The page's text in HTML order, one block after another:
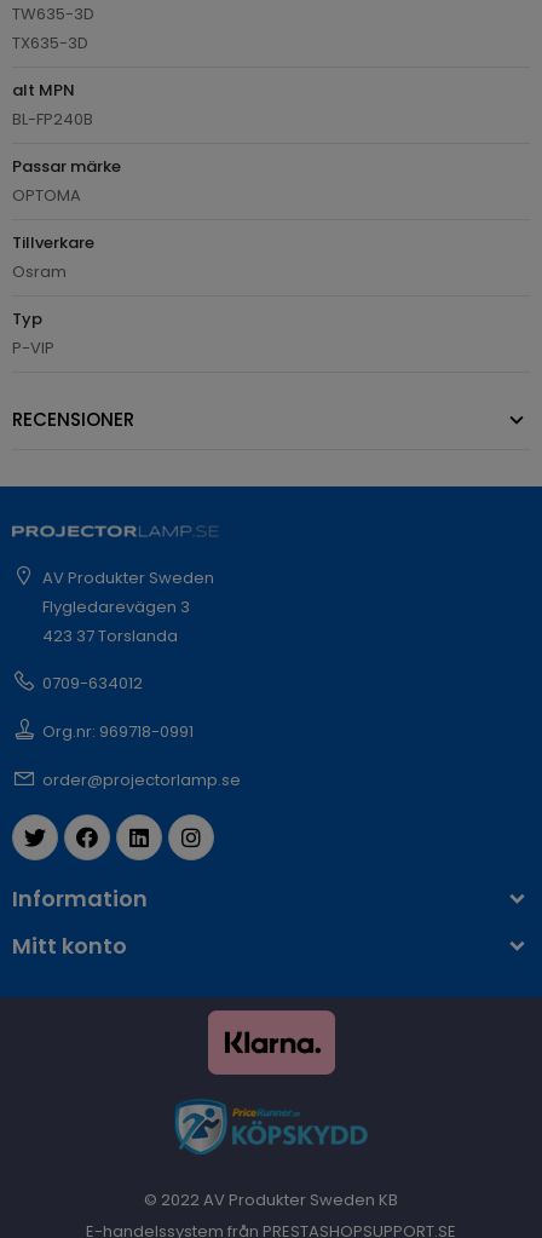
TW635-3D
TX635-3D
alt MPN
BL-FP240B
Passar märke
OPTOMA
Tillverkare
Osram
Typ
P-VIP
RECENSIONER
AV Produkter Sweden
Flygledarevägen 3
423 37 Torslanda
0709-634012
Org.nr: 969718-0991
order@projectorlamp.se
Information
Mitt konto
© 2022 AV Produkter Sweden KB
E-handelssystem från PRESTASHOPSUPPORT.SE